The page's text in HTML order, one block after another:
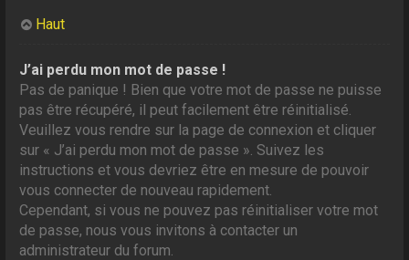
Haut
J’ai perdu mon mot de passe !
Pas de panique ! Bien que votre mot de passe ne puisse
pas être récupéré, il peut facilement être réinitialisé.
Veuillez vous rendre sur la page de connexion et cliquer
sur « J’ai perdu mon mot de passe ». Suivez les
instructions et vous devriez être en mesure de pouvoir
vous connecter de nouveau rapidement.
Cependant, si vous ne pouvez pas réinitialiser votre mot
de passe, nous vous invitons à contacter un
administrateur du forum.